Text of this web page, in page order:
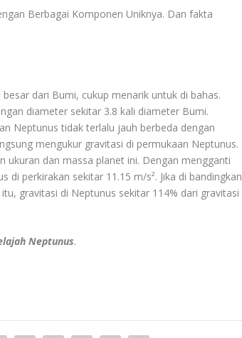
Berbagai Komponen Uniknya. Dan fakta
dari Bumi, cukup menarik untuk di bahas.
diameter sekitar 3.8 kali diameter Bumi.
Neptunus tidak terlalu jauh berbeda dengan
mengukur gravitasi di permukaan Neptunus.
ukuran dan massa planet ini. Dengan mengganti
di perkirakan sekitar 11.15 m/s². Jika di
gravitasi di Neptunus sekitar 114% dari gravitasi
Neptunus.